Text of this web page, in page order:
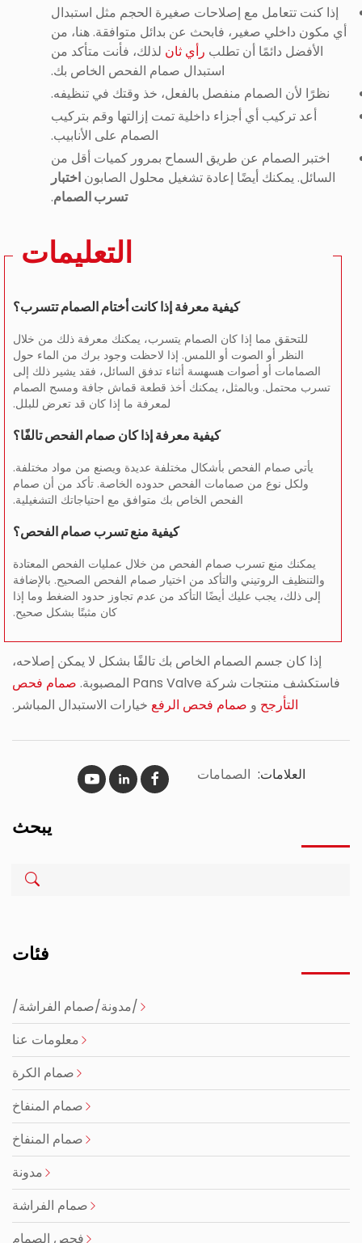
إذا كنت تتعامل مع إصلاحات صغيرة الحجم مثل استبدال
أي مكون داخلي صغير، فابحث عن بدائل متوافقة. هنا، من
الأفضل دائمًا أن تطلب رأي ثان لذلك، فأنت متأكد من
استبدال صمام الفحص الخاص بك.
نظرًا لأن الصمام منفصل بالفعل، خذ وقتك في تنظيفه.
أعد تركيب أي أجزاء داخلية تمت إزالتها وقم بتركيب
الصمام على الأنابيب.
اختبر الصمام عن طريق السماح بمرور كميات أقل من
السائل. يمكنك أيضًا إعادة تشغيل محلول الصابون اختبار
تسرب الصمام.
التعليمات
كيفية معرفة إذا كانت أختام الصمام تتسرب؟
للتحقق مما إذا كان الصمام يتسرب، يمكنك معرفة ذلك من خلال
النظر أو الصوت أو اللمس. إذا لاحظت وجود برك من الماء حول
الصمامات أو أصوات هسهسة أثناء تدفق السائل، فقد يشير ذلك إلى
تسرب محتمل. وبالمثل، يمكنك أخذ قطعة قماش جافة ومسح الصمام
لمعرفة ما إذا كان قد تعرض للبلل.
كيفية معرفة إذا كان صمام الفحص تالفًا؟
يأتي صمام الفحص بأشكال مختلفة عديدة ويصنع من مواد مختلفة.
ولكل نوع من صمامات الفحص حدوده الخاصة. تأكد من أن صمام
الفحص الخاص بك متوافق مع احتياجاتك التشغيلية.
كيفية منع تسرب صمام الفحص؟
يمكنك منع تسرب صمام الفحص من خلال عمليات الفحص المعتادة
والتنظيف الروتيني والتأكد من اختيار صمام الفحص الصحيح. بالإضافة
إلى ذلك، يجب عليك أيضًا التأكد من عدم تجاوز حدود الضغط وما إذا
كان مثبتًا بشكل صحيح.
إذا كان جسم الصمام الخاص بك تالفًا بشكل لا يمكن إصلاحه،
فاستكشف منتجات شركة Pans Valve المصبوبة.
صمام فحص
التأرجح و صمام فحص الرفع خيارات الاستبدال المباشر.
العلامات: الصمامات
يبحث
فئات
/مدونة/صمام الفراشة/
معلومات عنا
صمام الكرة
صمام المنفاخ
صمام المنفاخ
مدونة
صمام الفراشة
فحص الصمام